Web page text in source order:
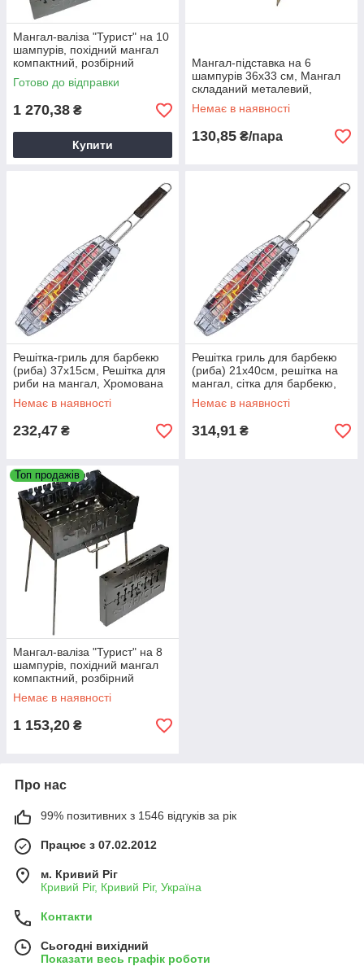
Мангал-валіза "Турист" на 10
шампурів, похідний мангал
компактний, розбірний
мангал валіза
Готово до відправки
1 270,38 ₴
Купити
Мангал-підставка на 6
шампурів 36х33 см, Мангал
складаний металевий,
Компактний мангал для
шашлику
Немає в наявності
130,85 ₴/пара
Решітка-гриль для барбекю
(риба) 37х15см, Решітка для
риби на мангал, Хромована
решітка з ручкою
Немає в наявності
232,47 ₴
Решітка гриль для барбекю
(риба) 21х40см, решітка на
мангал, сітка для барбекю,
решітка-гриль рибна
Немає в наявності
314,91 ₴
Топ продажів
Мангал-валіза "Турист" на 8
шампурів, похідний мангал
компактний, розбірний
мангал валіза
Немає в наявності
1 153,20 ₴
Про нас
99% позитивних з 1546 відгуків за рік
Працює з 07.02.2012
м. Кривий Ріг
Кривий Ріг, Кривий Ріг, Україна
Контакти
Сьогодні вихідний
Показати весь графік роботи